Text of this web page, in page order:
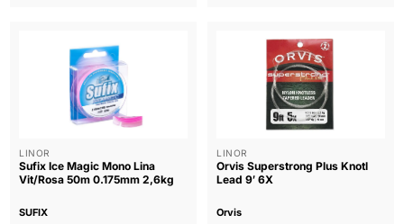
LINOR
Sufix Ice Magic Mono Lina
Vit/Rosa 50m 0.175mm 2,6kg
SUFIX
LINOR
Orvis Superstrong Plus Knotl
Lead 9′ 6X
Orvis